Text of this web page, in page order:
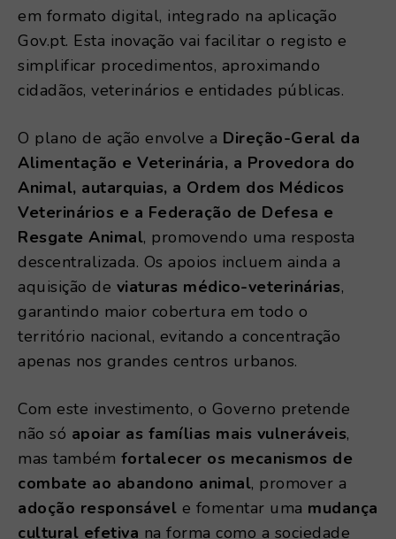
em formato digital, integrado na aplicação
Gov.pt. Esta inovação vai facilitar o registo e
simplificar procedimentos, aproximando
cidadãos, veterinários e entidades públicas.
O plano de ação envolve a Direção-Geral da
Alimentação e Veterinária, a Provedora do
Animal, autarquias, a Ordem dos Médicos
Veterinários e a Federação de Defesa e
Resgate Animal, promovendo uma resposta
descentralizada. Os apoios incluem ainda a
aquisição de viaturas médico-veterinárias,
garantindo maior cobertura em todo o
território nacional, evitando a concentração
apenas nos grandes centros urbanos.
Com este investimento, o Governo pretende
não só apoiar as famílias mais vulneráveis,
mas também fortalecer os mecanismos de
combate ao abandono animal, promover a
adoção responsável e fomentar uma mudança
cultural efetiva na forma como a sociedade